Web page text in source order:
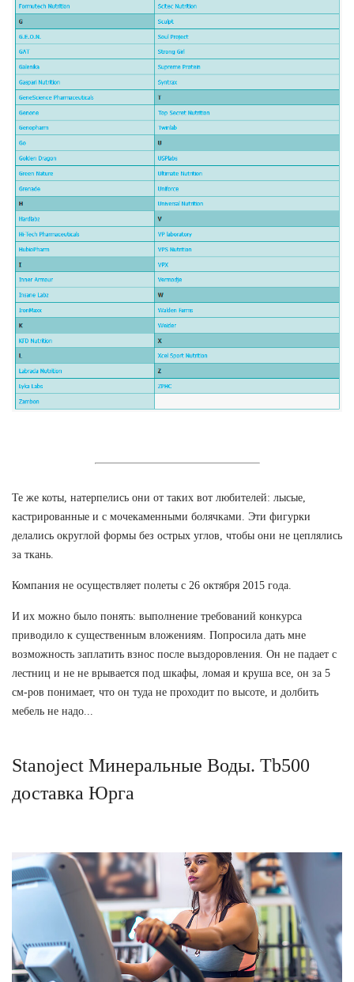
Те же коты, натерпелись они от таких вот любителей: лысые,
кастрированные и с мочекаменными болячками. Эти фигурки
делались округлой формы без острых углов, чтобы они не цеплялись
за ткань.
Компания не осуществляет полеты с 26 октября 2015 года.
И их можно было понять: выполнение требований конкурса
приводило к существенным вложениям. Попросила дать мне
возможность заплатить взнос после выздоровления. Он не падает с
лестниц и не не врывается под шкафы, ломая и круша все, он за 5
см-ров понимает, что он туда не проходит по высоте, и долбить
мебель не надо...
Stanoject Минеральные Воды. Tb500
доставка Юрга